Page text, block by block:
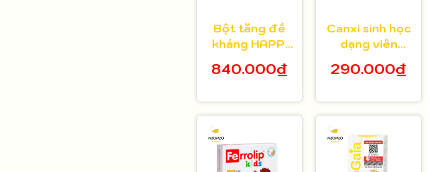
Bột tăng đề
kháng HAPPi
Baby Úc cho
tuổi
840.000₫
Canxi sinh học
dạng viên
bé từ 8 tuổi 30
290.000₫